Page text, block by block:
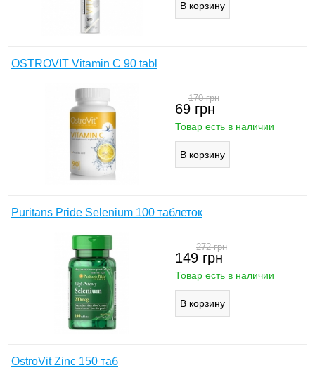
OSTROVIT Vitamin C 90 tabl
69 грн
170грн
Товар есть в наличии
Puritans Pride Selenium 100 таблеток
149 грн
272грн
Товар есть в наличии
OstroVit Zinc 150 таб